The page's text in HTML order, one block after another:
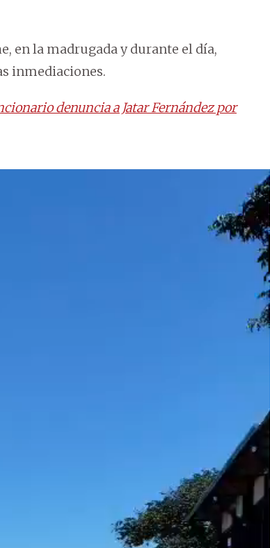
en la madrugada y durante el día,
inmediaciones.
denuncia a Jatar Fernández por